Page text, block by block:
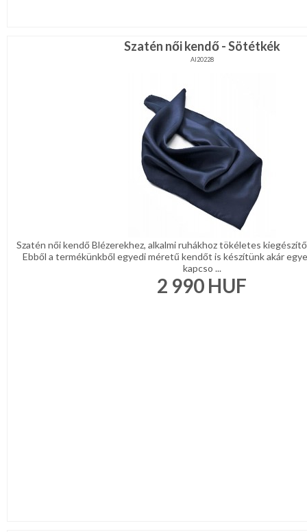
Szatén női kendő - Sötétkék
AI20228
Szatén női kendő Blézerekhez, alkalmi ruhákhoz tökéletes
Ebből a termékünkből egyedi méretű kendőt is készítünk akár
kapcso ...
2 990 HUF